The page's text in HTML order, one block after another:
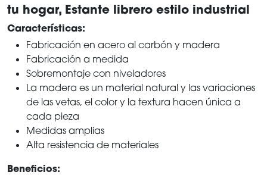
tu hogar, Estante librero estilo industrial
Características:
Fabricación en acero al carbón y madera
Fabricación a medida
Sobremontaje con niveladores
La madera es un material natural y las variaciones
de las vetas, el color y la textura hacen única a
cada pieza
Medidas amplias
Alta resistencia de materiales
Beneficios: